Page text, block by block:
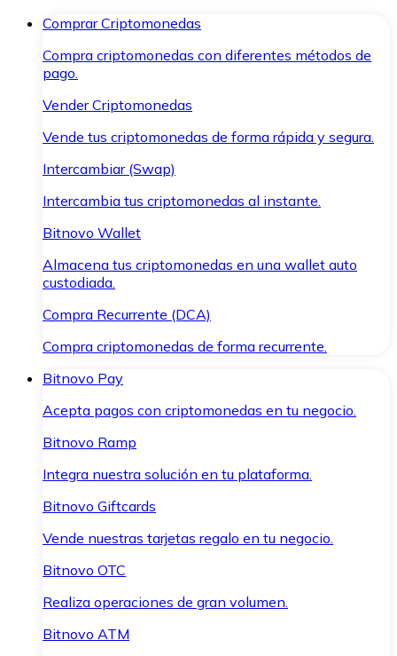
Comprar Criptomonedas
Compra criptomonedas con diferentes métodos de
pago.
Vender Criptomonedas
Vende tus criptomonedas de forma rápida y segura.
Intercambiar (Swap)
Intercambia tus criptomonedas al instante.
Bitnovo Wallet
Almacena tus criptomonedas en una wallet auto
custodiada.
Compra Recurrente (DCA)
Compra criptomonedas de forma recurrente.
Bitnovo Pay
Acepta pagos con criptomonedas en tu negocio.
Bitnovo Ramp
Integra nuestra solución en tu plataforma.
Bitnovo Giftcards
Vende nuestras tarjetas regalo en tu negocio.
Bitnovo OTC
Realiza operaciones de gran volumen.
Bitnovo ATM